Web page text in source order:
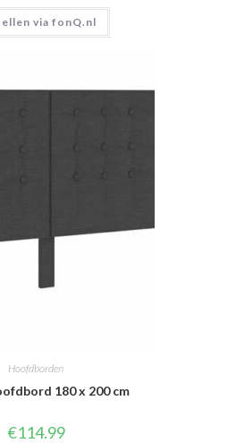
via fonQ.nl
Hoofdborden
180 x 200 cm
€114.99